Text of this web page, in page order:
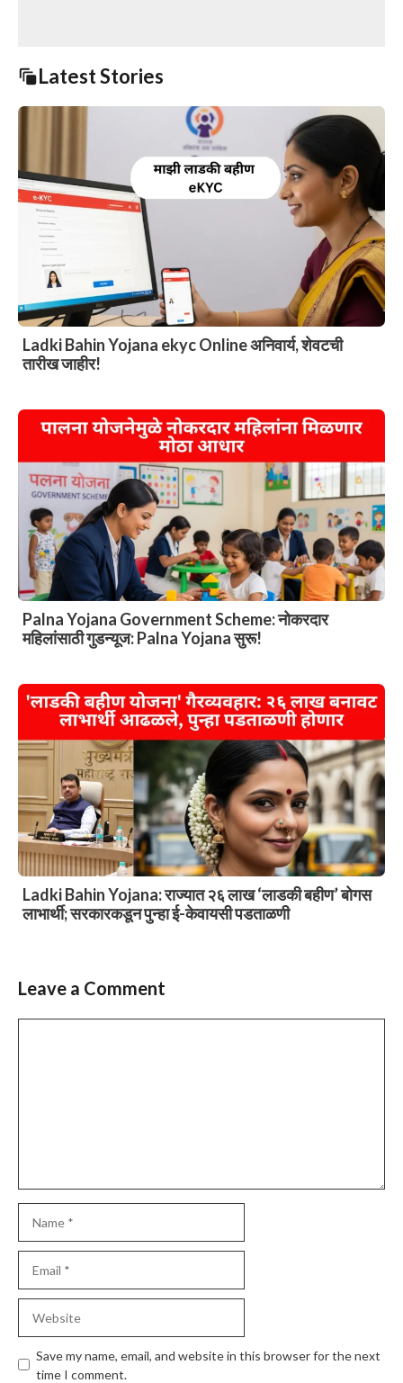
Latest Stories
Ladki Bahin Yojana ekyc Online अनिवार्य, शेवटची
तारीख जाहीर!
Palna Yojana Government Scheme: नोकरदार
महिलांसाठी गुडन्यूज: Palna Yojana सुरू!
Ladki Bahin Yojana: राज्यात २६ लाख ‘लाडकी बहीण’ बोगस
लाभार्थी; सरकारकडून पुन्हा ई-केवायसी पडताळणी
Leave a Comment
Save my name, email, and website in this browser for the next
time I comment.